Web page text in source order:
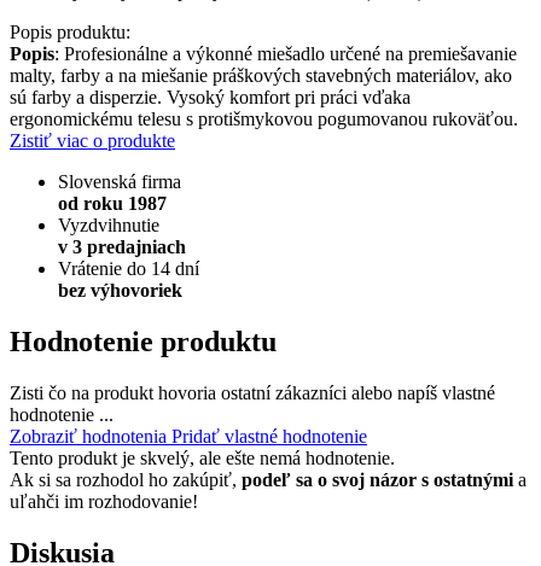
Popis produktu:
Popis: Profesionálne a výkonné miešadlo určené na premiešavanie
malty, farby a na miešanie práškových stavebných materiálov, ako
sú farby a disperzie. Vysoký komfort pri práci vďaka
ergonomickému telesu s protišmykovou pogumovanou rukoväťou.
Zistiť viac o produkte
Slovenská firma
od roku 1987
Vyzdvihnutie
v 3 predajniach
Vrátenie do 14 dní
bez výhovoriek
Hodnotenie produktu
Zisti čo na produkt hovoria ostatní zákazníci alebo napíš vlastné
hodnotenie ...
Zobraziť hodnotenia Pridať vlastné hodnotenie
Tento produkt je skvelý, ale ešte nemá hodnotenie.
Ak si sa rozhodol ho zakúpiť, podeľ sa o svoj názor s ostatnými a
uľahči im rozhodovanie!
Diskusia